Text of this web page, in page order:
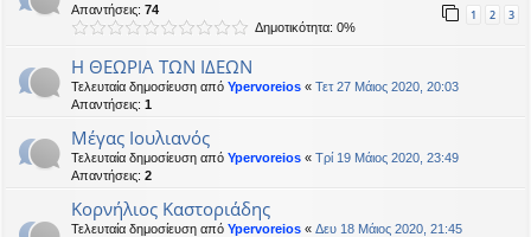
Απαντήσεις: 74 1 2 3
Δημοτικότητα: 0%
Η ΘΕΩΡΙΑ ΤΩΝ ΙΔΕΩΝ
Τελευταία δημοσίευση από Ypervoreios « Τετ 27 Μάιος 2020, 20:03
Απαντήσεις: 1
Μέγας Ιουλιανός
Τελευταία δημοσίευση από Ypervoreios « Τρί 19 Μάιος 2020, 23:49
Απαντήσεις: 2
Κορνήλιος Καστοριάδης
Τελευταία δημοσίευση από Ypervoreios « Δευ 18 Μάιος 2020, 21:45